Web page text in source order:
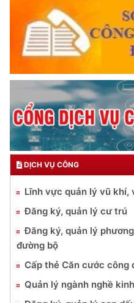
DỊCH VỤ CÔNG
Lĩnh vực quản lý vũ khí,
Đăng ký, quản lý cư trú
Đăng ký, quản lý
đường bộ
Cấp thẻ Căn cước công
Quản lý ngành nghề